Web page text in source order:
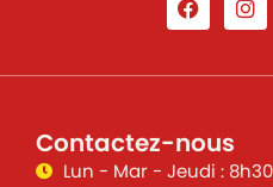
Contactez-nous
Lun - Mar - Jeudi :